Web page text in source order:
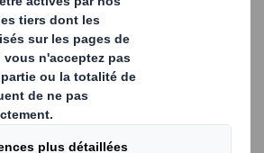
importe leur secteur d’activité,
quantités de déchets. Chaque
documents papier, de la
ou encore du matériel
en entreprise
les faire collecter. Ils pourront